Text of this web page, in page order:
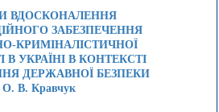
ВДОСКОНАЛЕННЯ
ЗАБЕЗПЕЧЕННЯ
КРИМІНАЛІСТИЧНОЇ
В УКРАЇНІ В КОНТЕКСТІ
ДЕРЖАВНОЇ БЕЗПЕКИ
О. В. Кравчук